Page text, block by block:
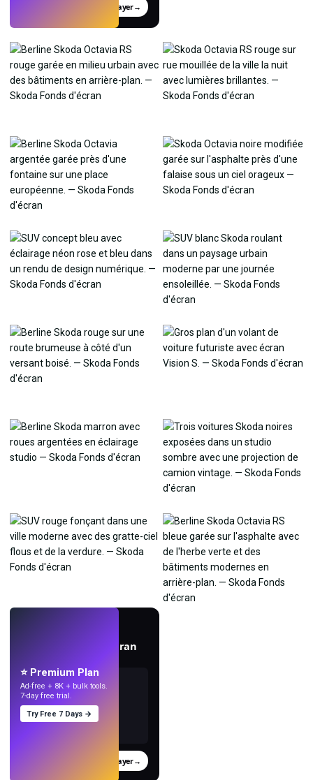
Essayer→
Créez des fonds d'écran
Essayer→
⭐ Premium Plan
Ad-free + 8K + bulk tools.
7-day free trial.
Try Free 7 Days →